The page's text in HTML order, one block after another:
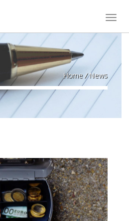
Home /News